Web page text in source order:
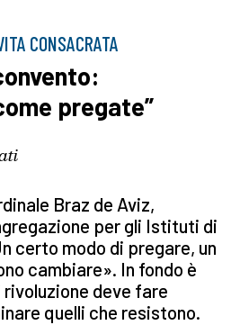
CONSACRATA
pregate”
Braz de Aviz,
per gli Istituti di
certo modo di pregare, un
cambiare». In fondo è
deve fare
quelli che resistono.